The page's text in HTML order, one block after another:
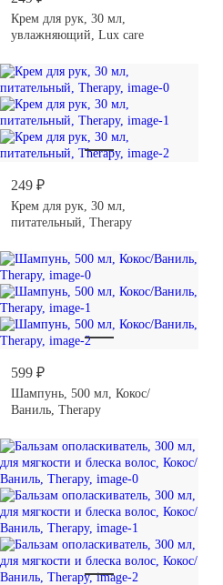
Крем для рук, 30 мл,
увлажняющий, Lux care
249 ₽
Крем для рук, 30 мл,
питательный, Therapy
599 ₽
Шампунь, 500 мл, Кокос/
Ваниль, Therapy